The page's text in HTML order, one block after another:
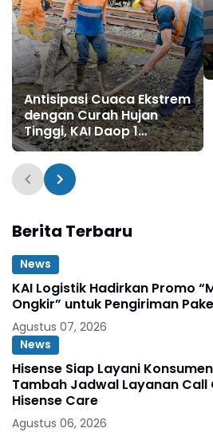
Antisipasi Cuaca Ekstrem
dengan Curah Hujan
Tinggi, KAI Daop 1
Jakarta Siagakan Tim
Tanggap Darurat dan
Lakukan Normalisasi
Jalur
Berita Terbaru
News
KAI Logistik Hadirkan Promo
Ongkir” untuk Pengiriman
Agustus 07, 2026
News
Hisense Siap Layani
Tambah Jadwal Layanan Call
Hisense Care
Agustus 06, 2026